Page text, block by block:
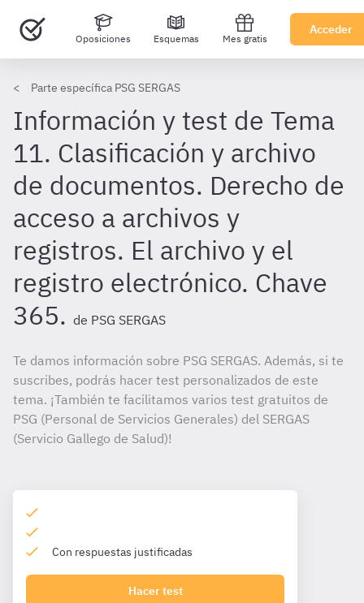
Oposiciones Esquemas Mes gratis
Acceder
Parte específica PSG SERGAS
Información y test de Tema
11. Clasificación y archivo
de documentos. Derecho de
acceso a archivos y
registros. El archivo y el
registro electrónico. Chave
365. de PSG SERGAS
Te damos información sobre PSG SERGAS. Además, si te
suscribes, podrás hacer test personalizados de este
tema. ¡También te facilitamos varios test gratuitos de
PSG (Personal de Servicios Generales) del SERGAS
(Servicio Gallego de Salud)!
Con respuestas justificadas
Hacer test